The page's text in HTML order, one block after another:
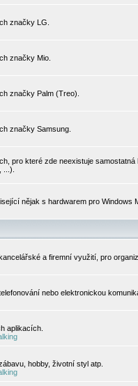
značky LG.
značky Mio.
značky Palm (Treo).
značky Samsung.
pro které zde neexistuje
...).
nějak s hardwarem pro Windows
a firemní využití, pro
nebo elektronickou
aplikacích.
hobby, životní styl atp.